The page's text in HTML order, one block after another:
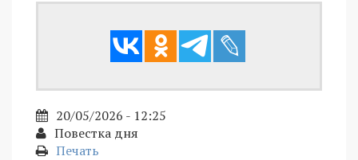
20/05/2026 - 12:25
Повестка дня
Печать